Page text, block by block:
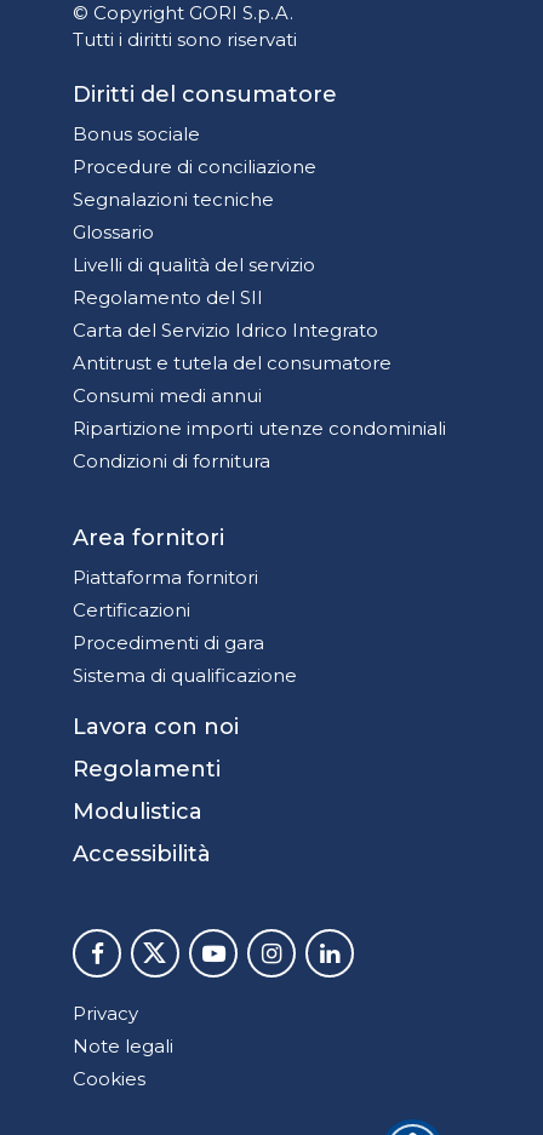
© Copyright GORI S.p.A.
Tutti i diritti sono riservati
Diritti del consumatore
Bonus sociale
Procedure di conciliazione
Segnalazioni tecniche
Glossario
Livelli di qualità del servizio
Regolamento del SII
Carta del Servizio Idrico Integrato
Antitrust e tutela del consumatore
Consumi medi annui
Ripartizione importi utenze condominiali
Condizioni di fornitura
Area fornitori
Piattaforma fornitori
Certificazioni
Procedimenti di gara
Sistema di qualificazione
Lavora con noi
Regolamenti
Modulistica
Accessibilità
Privacy
Note legali
Cookies